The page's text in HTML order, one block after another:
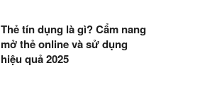
Thẻ tín dụng là gì? Cẩm nang
mở thẻ online và sử dụng
hiệu quả 2025